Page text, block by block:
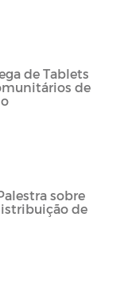
de Tablets
de
sobre
de